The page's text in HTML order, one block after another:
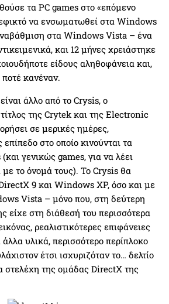
τα PC games στο «επόμενο
να ενσωματωθεί στα Windows
στα Windows Vista – ένα
και 12 μήνες χρειάστηκε
είδους αληθοφάνεια και,
ποτέ κανέναν.
άλλο από το Crysis, ο
της Crytek και της Electronic
σε μερικές ημέρες,
στο οποίο κινούνται τα
γενικώς games, για να λέει
με το όνομά τους). Το Crysis θα
9 και Windows XP, όσο και με
Vista – μόνο που, στη δεύτερη
είχε στη διάθεσή του περισσότερα
ρεαλιστικότερες επιφάνειες
υλικά, περισσότερο περίπλοκο
έτσι ισχυριζόταν το… δελτίο
στελέχη της ομάδας DirectX της